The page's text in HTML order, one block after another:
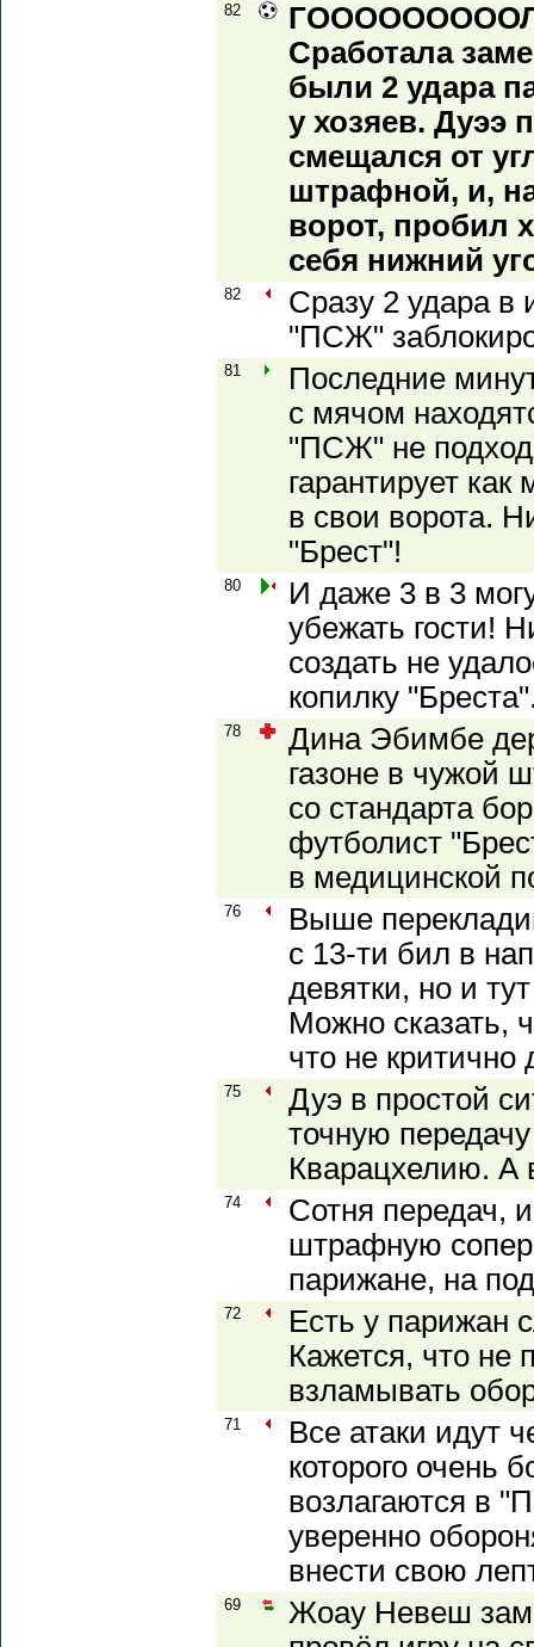
82
Сработала
были 2 удара
у хозяев. Дуээ
смещался от
штрафной, и,
ворот, пробил
себя нижний
82
Сразу 2 удара в
"ПСЖ"
81
Последние
с мячом
"ПСЖ" не
гарантирует
в свои ворота.
"Брест"!
80
И даже 3 в 3
убежать гости!
создать не
копилку
78
Дина Эбимбе
газоне в чужой
со стандарта
футболист
в медицинской
76
Выше
с 13-ти бил в
девятки, но и
Можно сказать,
что не
75
Дуэ в простой
точную
Кварацхелию. А
74
Сотня передач,
штрафную
парижане, на
72
Есть у парижан
Кажется, что не
взламывать
71
Все атаки идут
которого очень
возлагаются в
уверенно
внести свою
69
Жоау Невеш